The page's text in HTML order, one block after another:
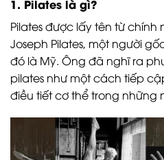
1. Pilates là gì?
Pilates được lấy tên từ chính
Joseph Pilates, một người
đó là Mỹ. Ông đã nghĩ ra
pilates như một cách tiếp
điều tiết cơ thể trong những